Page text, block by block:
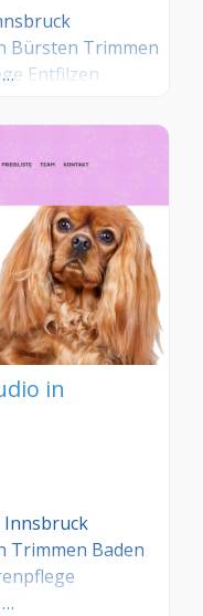
Bürsten Trimmen
Entfilzen
in
Innsbruck
Trimmen Baden